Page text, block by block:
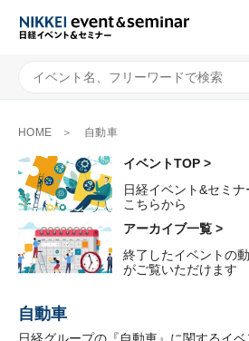
HOME 自動車
イベントTOP >
日経イベント&セミ
こちらから
アーカイブ一覧 >
終了したイベントの
がご覧いただけます
自動車
日経グループの『自動車』に関するイ